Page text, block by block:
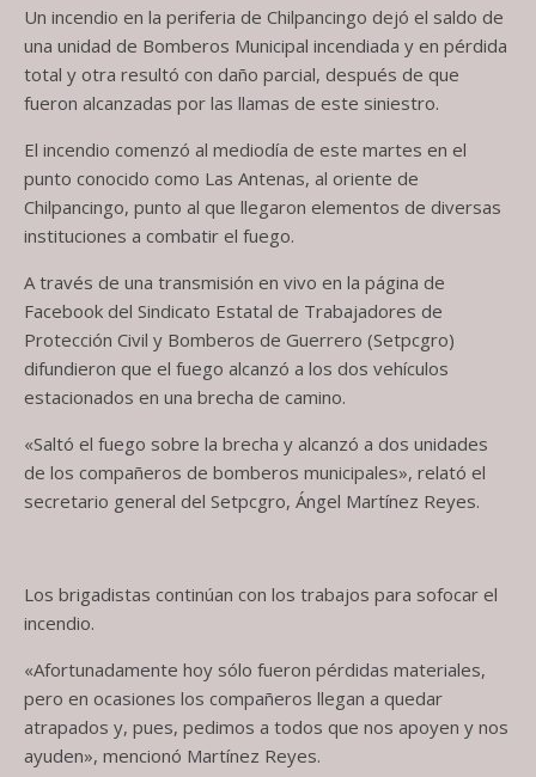
Un incendio en la periferia de Chilpancingo dejó el saldo de
una unidad de Bomberos Municipal incendiada y en pérdida
total y otra resultó con daño parcial, después de que
fueron alcanzadas por las llamas de este siniestro.
El incendio comenzó al mediodía de este martes en el
punto conocido como Las Antenas, al oriente de
Chilpancingo, punto al que llegaron elementos de diversas
instituciones a combatir el fuego.
A través de una transmisión en vivo en la página de
Facebook del Sindicato Estatal de Trabajadores de
Protección Civil y Bomberos de Guerrero (Setpcgro)
difundieron que el fuego alcanzó a los dos vehículos
estacionados en una brecha de camino.
«Saltó el fuego sobre la brecha y alcanzó a dos unidades
de los compañeros de bomberos municipales», relató el
secretario general del Setpcgro, Ángel Martínez Reyes.
Los brigadistas continúan con los trabajos para sofocar el
incendio.
«Afortunadamente hoy sólo fueron pérdidas materiales,
pero en ocasiones los compañeros llegan a quedar
atrapados y, pues, pedimos a todos que nos apoyen y nos
ayuden», mencionó Martínez Reyes.